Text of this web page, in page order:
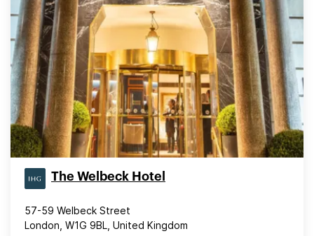
The Welbeck Hotel
57-59 Welbeck Street
London, W1G 9BL, United Kingdom